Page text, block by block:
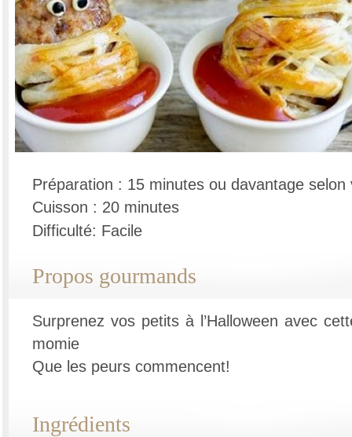
Préparation : 15 minutes ou davantage
Cuisson : 20 minutes
Difficulté: Facile
Propos gourmands
Surprenez vos petits à l’Halloween avec
momie
Que les peurs commencent!
Ingrédients